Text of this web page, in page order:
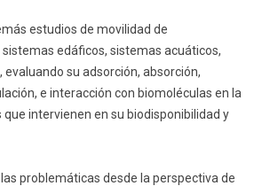
estudios de movilidad de
edáficos, sistemas acuáticos,
su adsorción, absorción,
e interacción con biomoléculas en la
que intervienen en su biodisponibilidad y
problemáticas desde la perspectiva de